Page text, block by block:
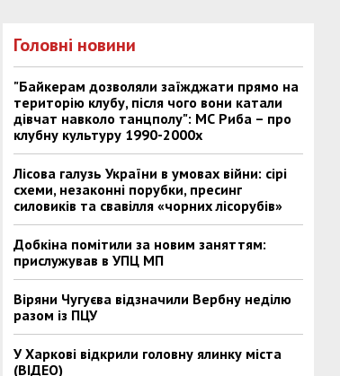
Головні новини
"Байкерам дозволяли заїжджати прямо на
територію клубу, після чого вони катали
дівчат навколо танцполу": МС Риба – про
клубну культуру 1990-2000х
Лісова галузь України в умовах війни: сірі
схеми, незаконні порубки, пресинг
силовиків та свавілля «чорних лісорубів»
Добкіна помітили за новим заняттям:
прислужував в УПЦ МП
Віряни Чугуєва відзначили Вербну неділю
разом із ПЦУ
У Харкові відкрили головну ялинку міста
(ВІДЕО)